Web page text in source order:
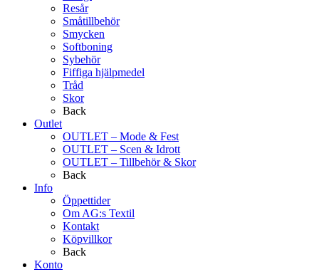
Resår
Småtillbehör
Smycken
Softboning
Sybehör
Fiffiga hjälpmedel
Tråd
Skor
Back
Outlet
OUTLET – Mode & Fest
OUTLET – Scen & Idrott
OUTLET – Tillbehör & Skor
Back
Info
Öppettider
Om AG:s Textil
Kontakt
Köpvillkor
Back
Konto